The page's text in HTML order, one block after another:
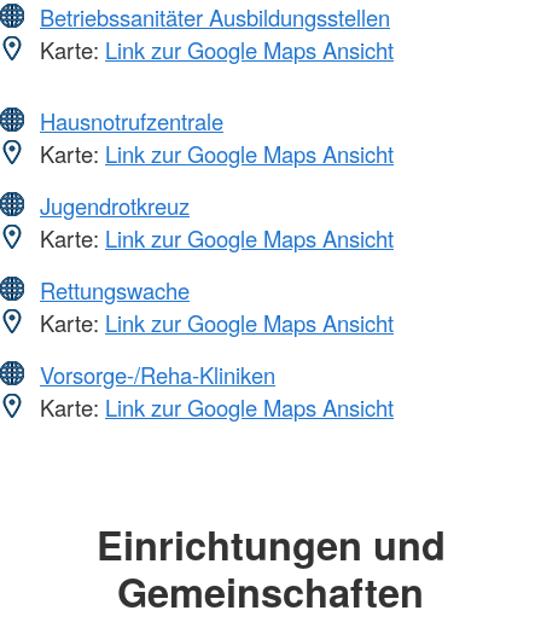
Betriebssanitäter Ausbildungsstellen
Karte: Link zur Google Maps Ansicht
Hausnotrufzentrale
Karte: Link zur Google Maps Ansicht
Jugendrotkreuz
Karte: Link zur Google Maps Ansicht
Rettungswache
Karte: Link zur Google Maps Ansicht
Vorsorge-/Reha-Kliniken
Karte: Link zur Google Maps Ansicht
Einrichtungen und
Gemeinschaften